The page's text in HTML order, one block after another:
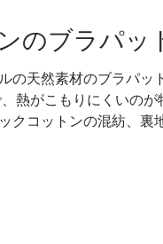
のブラパッ
の天然素材のブラパッ
熱がこもりにくいのが
クコットンの混紡、裏